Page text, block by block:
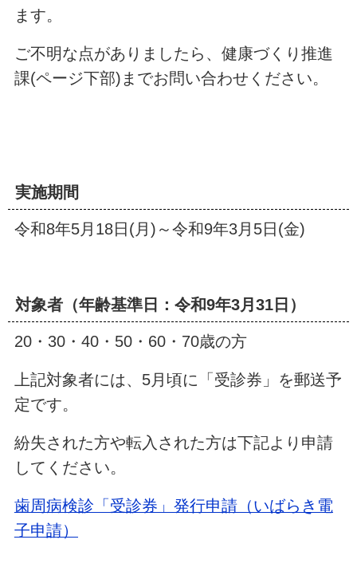
ます。
ご不明な点がありましたら、健康づくり推進
課(ページ下部)までお問い合わせください。
実施期間
令和8年5月18日(月)～令和9年3月5日(金)
対象者（年齢基準日：令和9年3月31日）
20・30・40・50・60・70歳の方
上記対象者には、5月頃に「受診券」を郵送予
定です。
紛失された方や転入された方は下記より申請
してください。
歯周病検診「受診券」発行申請（いばらき電
子申請）